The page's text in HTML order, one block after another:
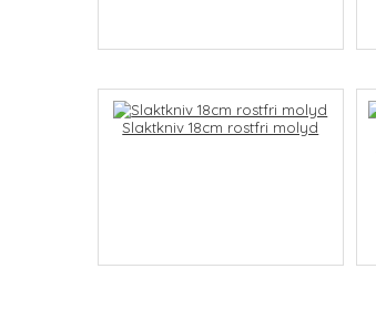
Slaktkniv 18cm rostfri molyd